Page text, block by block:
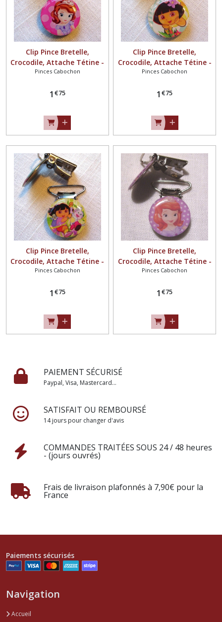
Clip Pince Bretelle,
Crocodile, Attache Tétine -
PRINCESSE Rose pois ** 25
CR131
Pinces Cabochon
1 €75
Clip Pince Bretelle,
Crocodile, Attache Tétine -
FILLETTE FLEUR ** 25 mm
Pinces Cabochon
1 €75
Clip Pince Bretelle,
Crocodile, Attache Tétine -
FILLETTE et singe ** 25 mm
Pinces Cabochon
1 €75
Clip Pince Bretelle,
Crocodile, Attache Tétine -
PRINCESSE MAUVE ** 25
CR132
Pinces Cabochon
1 €75
PAIEMENT SÉCURISÉ
Paypal, Visa, Mastercard...
SATISFAIT OU REMBOURSÉ
14 jours pour changer d'avis
COMMANDES TRAITÉES SOUS 24 / 48 heures
- (jours ouvrés)
Frais de livraison plafonnés à 7,90€ pour la
France
Paiements sécurisés
Navigation
Accueil